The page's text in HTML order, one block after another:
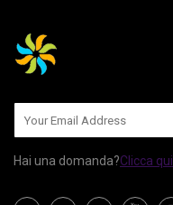
Hai una domanda?Clicca qui